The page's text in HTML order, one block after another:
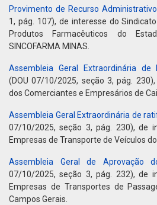
Provimento de Recurso Administrativo
1, pág. 107), de interesse do
Produtos Farmacêuticos do
SINCOFARMA MINAS.
Assembleia Geral Extraordinária de
(DOU 07/10/2025, seção 3, pág.
dos Comerciantes e Empresários de
Assembleia Geral Extraordinária de
07/10/2025, seção 3, pág. 230), de
Empresas de Transporte de Veículos
Assembleia Geral de Aprovação
07/10/2025, seção 3, pág. 232), de
Empresas de Transportes de
Campos Gerais.